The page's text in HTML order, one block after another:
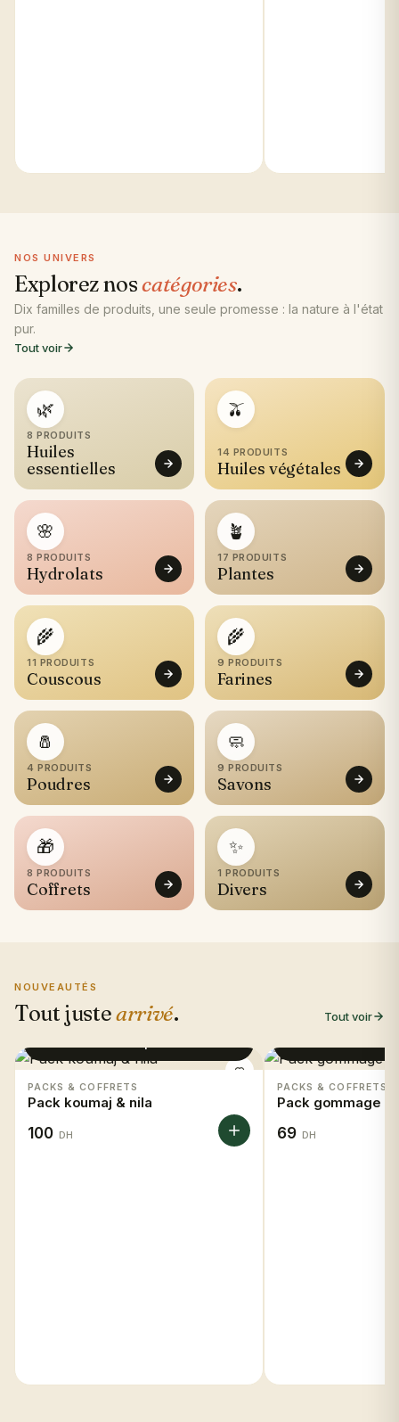
NOS UNIVERS
Explorez noscatégories.
Dix familles de produits, une seule promesse : la nature à l'état
pur.
Tout voir
🌿
8 PRODUITS
Huiles
essentielles
🫒
14 PRODUITS
Huiles végétales
🌸
8 PRODUITS
Hydrolats
🪴
17 PRODUITS
Plantes
🌾
11 PRODUITS
Couscous
🌾
9 PRODUITS
Farines
🧂
4 PRODUITS
Poudres
🧼
9 PRODUITS
Savons
🎁
8 PRODUITS
Coffrets
✨
1 PRODUITS
Divers
NOUVEAUTÉS
Tout justearrivé. Tout voir
PACKS & COFFRETS
Pack koumaj & nila
100 DH
PACKS & COFFRETS
Pack gommage
69 DH